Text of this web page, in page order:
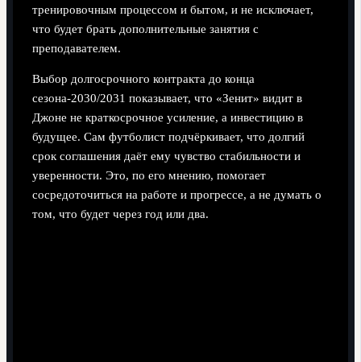
тренировочным процессом и бытом, и не исключает,
что будет брать дополнительные занятия с
преподавателем.
Выбор долгосрочного контракта до конца
сезона-2030/2031 показывает, что «Зенит» видит в
Джоне не краткосрочное усиление, а инвестицию в
будущее. Сам футболист подчёркивает, что долгий
срок соглашения даёт ему чувство стабильности и
уверенности. Это, по его мнению, помогает
сосредоточиться на работе и прогрессе, а не думать о
том, что будет через год или два.